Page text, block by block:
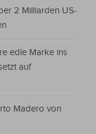
2 Milliarden US-
edle Marke ins
auf
Madero von